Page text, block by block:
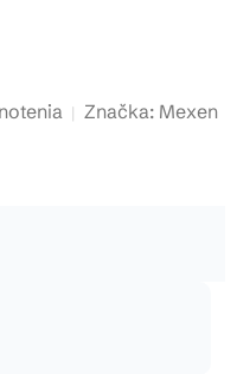
Značka: Mexen